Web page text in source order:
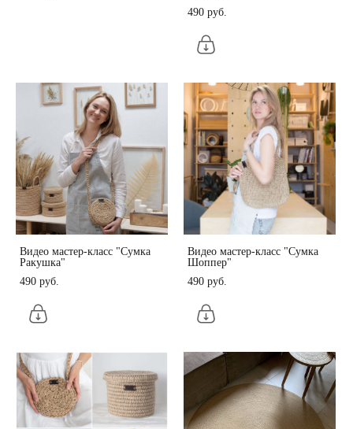
490 pуб.
Видео мастер-класс "Сумка
Ракушка"
490 pуб.
Видео мастер-класс "Сумка
Шоппер"
490 pуб.